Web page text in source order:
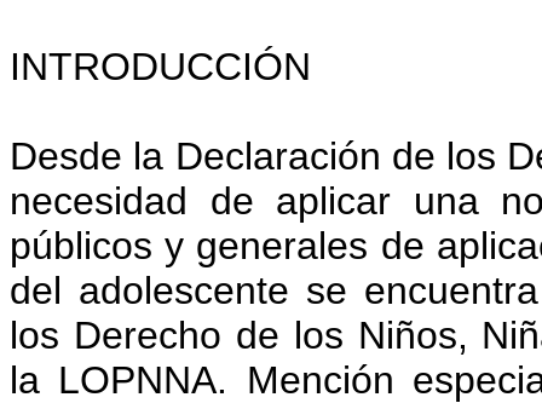
INTRODUCCIÓN
Desde la Declaración de los
necesidad de aplicar una
públicos y generales de
del adolescente se
los Derecho de los Niños,
la LOPNNA. Mención